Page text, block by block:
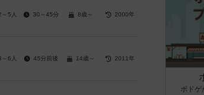
～5人 30～45分 8歳～ 2000年
～6人 45分前後 14歳～ 2011年
ボドゲ